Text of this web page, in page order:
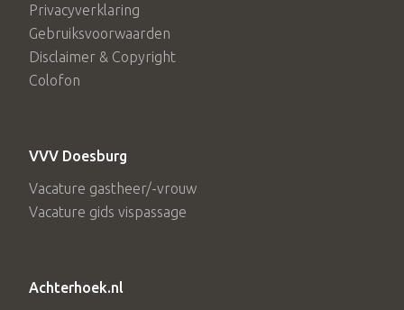
Reserveringskosten: €10,00. Reserveren via
info@vvvdoesburg.nl of 0313-479088.
Privacyverklaring
Gebruiksvoorwaarden
Disclaimer & Copyright
Colofon
VVV Doesburg
Vacature gastheer/-vrouw
Vacature gids vispassage
Achterhoek.nl